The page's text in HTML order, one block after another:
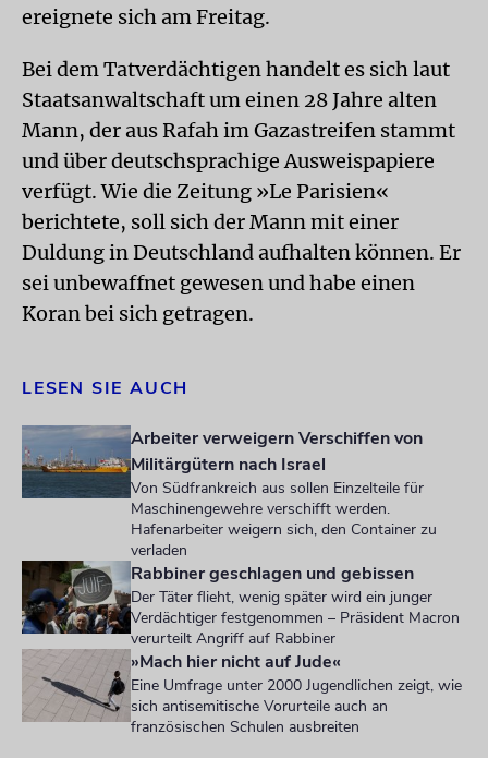
ereignete sich am Freitag.
Bei dem Tatverdächtigen handelt es sich laut
Staatsanwaltschaft um einen 28 Jahre alten
Mann, der aus Rafah im Gazastreifen stammt
und über deutschsprachige Ausweispapiere
verfügt. Wie die Zeitung »Le Parisien«
berichtete, soll sich der Mann mit einer
Duldung in Deutschland aufhalten können. Er
sei unbewaffnet gewesen und habe einen
Koran bei sich getragen.
LESEN SIE AUCH
Arbeiter verweigern Verschiffen von
Militärgütern nach Israel
Von Südfrankreich aus sollen Einzelteile für
Maschinengewehre verschifft werden.
Hafenarbeiter weigern sich, den Container zu
verladen
Rabbiner geschlagen und gebissen
Der Täter flieht, wenig später wird ein junger
Verdächtiger festgenommen – Präsident Macron
verurteilt Angriff auf Rabbiner
»Mach hier nicht auf Jude«
Eine Umfrage unter 2000 Jugendlichen zeigt, wie
sich antisemitische Vorurteile auch an
französischen Schulen ausbreiten